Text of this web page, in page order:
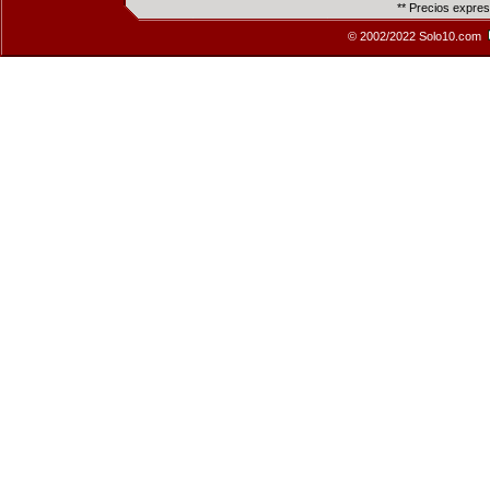
** Precios
© 2002/2022 Solo10.com